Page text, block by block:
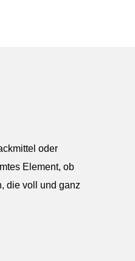
oder
Element, ob
die voll und ganz